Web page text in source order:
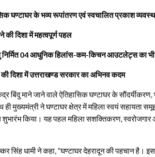
घण्टाघर के भव्य रूपांतरण एवं स्वचालित प्रकाश
की दिशा में महत्वपूर्ण पहल
निर्मित 04 आधुनिक हिलांस-कम-किचन आउटलेट्स का भी
दिशा में उत्तराखण्ड सरकार का अभिनव कदम
बिंदु माने जाने वाले ऐतिहासिक घण्टाघर के
मुख्यमंत्री ने घण्टाघर क्षेत्र में महिला स्वयं सहायता
किया। यह पहल महिला सशक्तिकरण, स्वरोजगार
सिंह धामी ने कहा, “घण्टाघर देहरादून की पहचान है।